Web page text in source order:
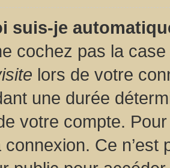
suis-je
cochez pas la case
lors de votre
une durée
votre compte.
connexion. Ce